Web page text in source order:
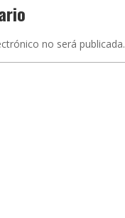
no será publicada.